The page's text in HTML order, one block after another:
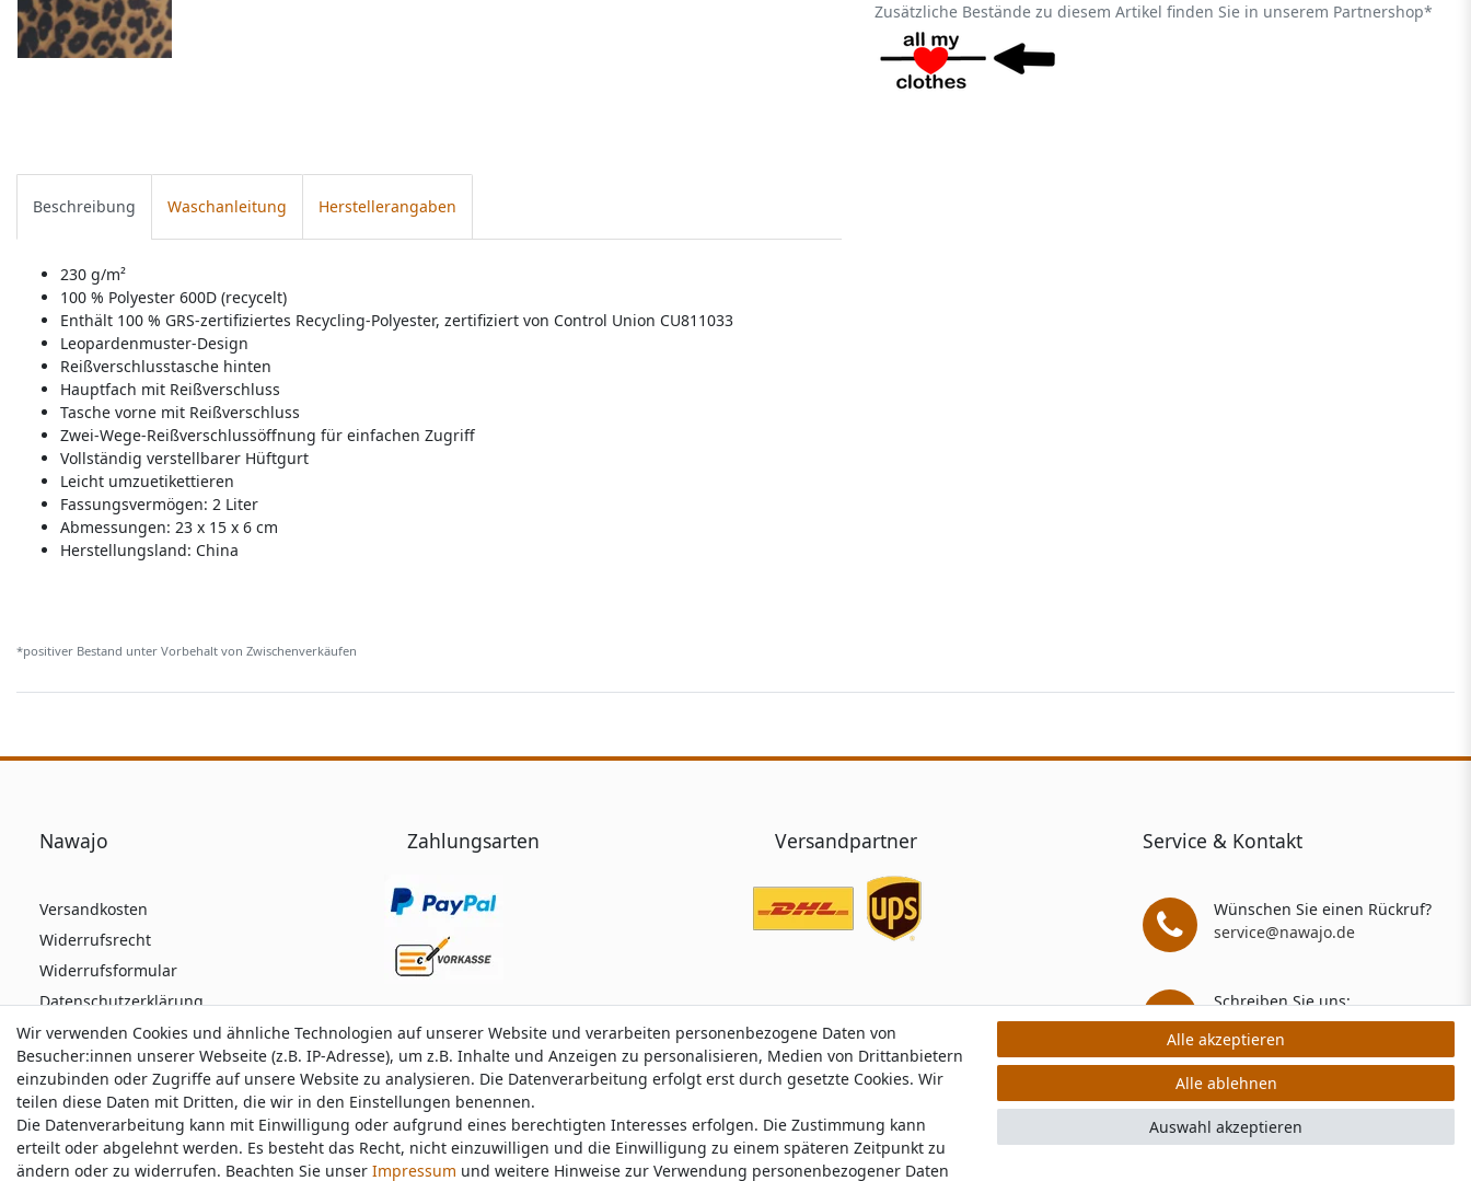
Zusätzliche Bestände zu diesem Artikel finden Sie in unserem Partnershop*
Beschreibung Waschanleitung Herstellerangaben
230 g/m²
100 % Polyester 600D (recycelt)
Enthält 100 % GRS-zertifiziertes Recycling-Polyester, zertifiziert von Control Union CU811033
Leopardenmuster-Design
Reißverschlusstasche hinten
Hauptfach mit Reißverschluss
Tasche vorne mit Reißverschluss
Zwei-Wege-Reißverschlussöffnung für einfachen Zugriff
Vollständig verstellbarer Hüftgurt
Leicht umzuetikettieren
Fassungsvermögen: 2 Liter
Abmessungen: 23 x 15 x 6 cm
Herstellungsland: China
*positiver Bestand unter Vorbehalt von Zwischenverkäufen
Nawajo
Versandkosten
Widerrufsrecht
Widerrufsformular
Datenschutzerklärung
AGB
Impressum
Zahlungsarten Versandpartner Service & Kontakt
Wünschen Sie einen Rückruf?
service@nawajo.de
Schreiben Sie uns:
service@nawajo.de
Durchschnittliche Bewertung vonnawajo.de bei Trustami:5.00/5.00 mit319.220Bewertungen | Bewertungsgrundlage des Anbieters: 5 Verkaufs- und 3 Bewertungsplattformen
Wir verwenden Cookies und ähnliche Technologien auf unserer Website und verarbeiten personenbezogene Daten von
Besucher:innen unserer Webseite (z.B. IP-Adresse), um z.B. Inhalte und Anzeigen zu personalisieren, Medien von Drittanbietern
einzubinden oder Zugriffe auf unsere Website zu analysieren. Die Datenverarbeitung erfolgt erst durch gesetzte Cookies. Wir
teilen diese Daten mit Dritten, die wir in den Einstellungen benennen.
Die Datenverarbeitung kann mit Einwilligung oder aufgrund eines berechtigten Interesses erfolgen. Die Zustimmung kann
erteilt oder abgelehnt werden. Es besteht das Recht, nicht einzuwilligen und die Einwilligung zu einem späteren Zeitpunkt zu
ändern oder zu widerrufen. Beachten Sie unser Impressum und weitere Hinweise zur Verwendung personenbezogener Daten
Alle akzeptieren
Alle ablehnen
Auswahl akzeptieren
Wir verwenden Cookies und ähnliche Technologien auf unserer Website und verarbeiten personenbezogene Daten von
Besucher:innen unserer Webseite (z.B. IP-Adresse), um z.B. Inhalte und Anzeigen zu personalisieren, Medien von Drittanbietern
einzubinden oder Zugriffe auf unsere Website zu analysieren. Die Datenverarbeitung erfolgt erst durch gesetzte Cookies. Wir
teilen diese Daten mit Dritten, die wir in den Einstellungen benennen.
Die Datenverarbeitung kann mit Einwilligung oder aufgrund eines berechtigten Interesses erfolgen. Die Zustimmung kann
erteilt oder abgelehnt werden. Es besteht das Recht, nicht einzuwilligen und die Einwilligung zu einem späteren Zeitpunkt zu
ändern oder zu widerrufen. Beachten Sie unser Impressum und weitere Hinweise zur Verwendung personenbezogener Daten
Alle akzeptieren
Alle ablehnen
Auswahl akzeptieren